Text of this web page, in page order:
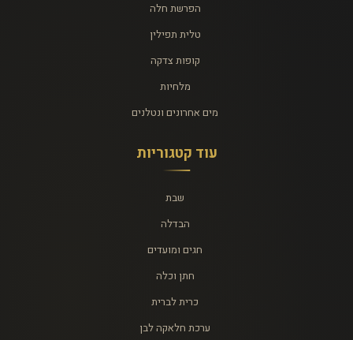
הפרשת חלה
טלית תפילין
קופות צדקה
מלחיות
מים אחרונים ונטלנים
עוד קטגוריות
שבת
הבדלה
חגים ומועדים
חתן וכלה
כרית לברית
ערכת חלאקה לבן